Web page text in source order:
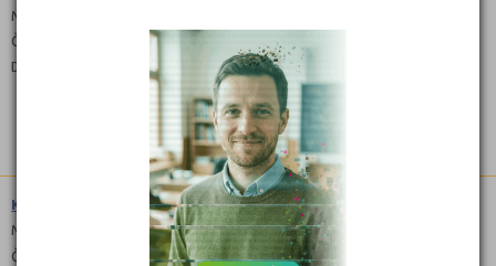
Maturitní
Čeština
Denní
Kosmetické služby (6941L01)
Maturitní
Čeština